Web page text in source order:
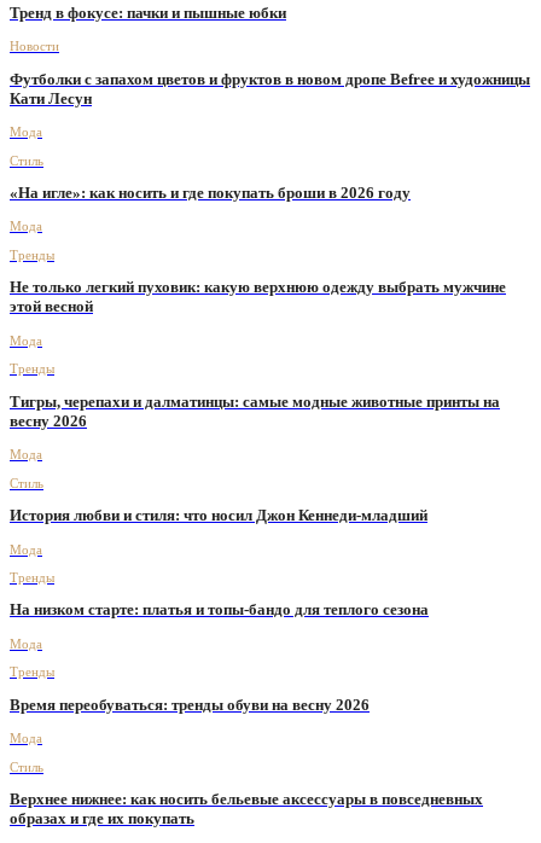
Тренд в фокусе: пачки и пышные юбки
Новости
Футболки с запахом цветов и фруктов в новом дропе Befree и художницы
Кати Лесун
Мода
Стиль
«На игле»: как носить и где покупать броши в 2026 году
Мода
Тренды
Не только легкий пуховик: какую верхнюю одежду выбрать мужчине
этой весной
Мода
Тренды
Тигры, черепахи и далматинцы: самые модные животные принты на
весну 2026
Мода
Стиль
История любви и стиля: что носил Джон Кеннеди-младший
Мода
Тренды
На низком старте: платья и топы-бандо для теплого сезона
Мода
Тренды
Время переобуваться: тренды обуви на весну 2026
Мода
Стиль
Верхнее нижнее: как носить бельевые аксессуары в повседневных
образах и где их покупать